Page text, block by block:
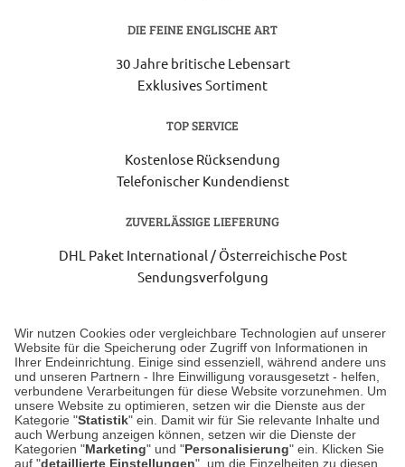
Wir nutzen Cookies oder vergleichbare Technologien auf unserer
Website für die Speicherung oder Zugriff von Informationen in
Ihrer Endeinrichtung. Einige sind essenziell, während andere uns
und unseren Partnern - Ihre Einwilligung vorausgesetzt - helfen,
verbundene Verarbeitungen für diese Website vorzunehmen. Um
unsere Website zu optimieren, setzen wir die Dienste aus der
Kategorie "Statistik" ein. Damit wir für Sie relevante Inhalte und
auch Werbung anzeigen können, setzen wir die Dienste der
Kategorien "Marketing" und "Personalisierung" ein. Klicken Sie
auf "detaillierte Einstellungen", um die Einzelheiten zu diesen
DIE FEINE ENGLISCHE ART
30 Jahre britische Lebensart
Exklusives Sortiment
TOP SERVICE
Kostenlose Rücksendung
Telefonischer Kundendienst
ZUVERLÄSSIGE LIEFERUNG
DHL Paket International / Österreichische Post
Sendungsverfolgung
Unser Geschäft in Meckenheim
Auf dem Steinbüchel 6
53340 Meckenheim